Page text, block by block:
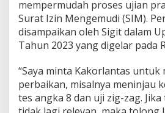
h
U
r
u
s
n
S
M
mempermudah proses ujian
Surat Izin Mengemudi (SIM).
disampaikan oleh Sigit dalam
Tahun 2023 yang digelar pada
“Saya minta Kakorlantas untuk
perbaikan, misalnya meninjau
tes angka 8 dan uji zig-zag.